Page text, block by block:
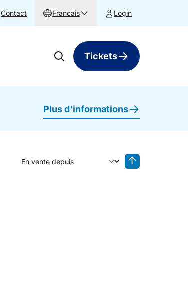
Contact Francais Login
Tickets
Plus d'informations
Trier par